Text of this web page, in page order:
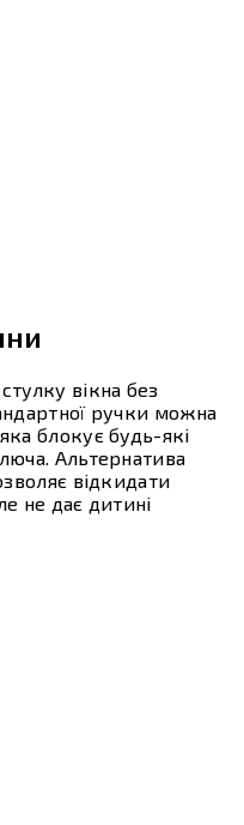
вікна без
ручки можна
блокує будь-які
Альтернатива
відкидати
не дає дитині